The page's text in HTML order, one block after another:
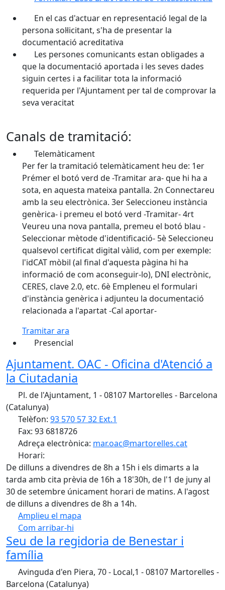
En el cas d'actuar en representació legal de la
persona sol·licitant, s'ha de presentar la
documentació acreditativa
Les persones comunicants estan obligades a
que la documentació aportada i les seves dades
siguin certes i a facilitar tota la informació
requerida per l'Ajuntament per tal de comprovar la
seva veracitat
Canals de tramitació:
Telemàticament
Per fer la tramitació telemàticament heu de: 1er
Prémer el botó verd de -Tramitar ara- que hi ha a
sota, en aquesta mateixa pantalla. 2n Connectareu
amb la seu electrònica. 3er Seleccioneu instància
genèrica- i premeu el botó verd -Tramitar- 4rt
Veureu una nova pantalla, premeu el botó blau -
Seleccionar mètode d'identificació- 5è Seleccioneu
qualsevol certificat digital vàlid, com per exemple:
l'idCAT mòbil (al final d'aquesta pàgina hi ha
informació de com aconseguir-lo), DNI electrònic,
CERES, clave 2.0, etc. 6è Empleneu el formulari
d'instància genèrica i adjunteu la documentació
relacionada a l'apartat -Cal aportar-
Tramitar ara
Presencial
Ajuntament. OAC - Oficina d'Atenció a
la Ciutadania
Pl. de l'Ajuntament, 1 - 08107 Martorelles - Barcelona
(Catalunya)
Telèfon: 93 570 57 32 Ext.1
Fax: 93 6818726
Adreça electrònica: mar.oac@martorelles.cat
Horari:
De dilluns a divendres de 8h a 15h i els dimarts a la
tarda amb cita prèvia de 16h a 18'30h, de l'1 de juny al
30 de setembre únicament horari de matins. A l'agost
de dilluns a divendres de 8h a 14h.
Amplieu el mapa
Com arribar-hi
+
−
Seu de la regidoria de Benestar i
família
Avinguda d'en Piera, 70 - Local,1 - 08107 Martorelles -
Barcelona (Catalunya)